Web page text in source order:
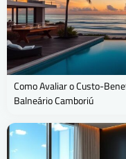
Como Avaliar o Custo-
Balneário Camboriú